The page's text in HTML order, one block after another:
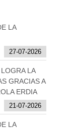
LA
27-07-2026
LA
GRACIAS A
ERDIA
21-07-2026
LA